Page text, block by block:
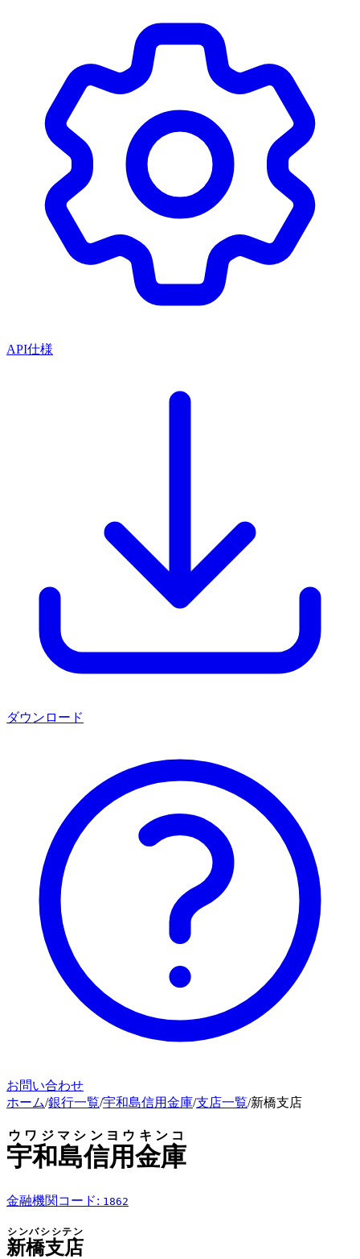
API仕様
ダウンロード
お問い合わせ
ホーム/銀行一覧/宇和島信用金庫/支店一覧/新橋支店
宇和島信用金庫
ウワジマシンヨウキンコ
金融機関コード: 1862
新橋支店
シンバシシテン